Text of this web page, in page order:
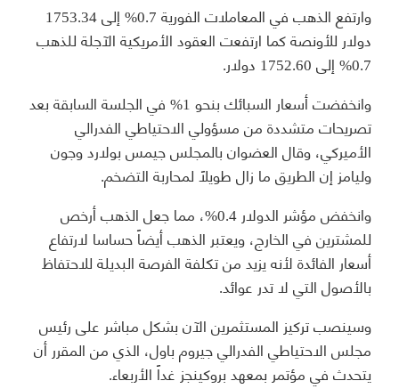
وارتفع الذهب في المعاملات الفورية 0.7% إلى 1753.34
دولار للأونصة كما ارتفعت العقود الأمريكية الآجلة للذهب
0.7% إلى 1752.60 دولار.
وانخفضت أسعار السبائك بنحو 1% في الجلسة السابقة بعد
تصريحات متشددة من مسؤولي الاحتياطي الفدرالي
الأميركي، وقال العضوان بالمجلس جيمس بولارد وجون
وليامز إن الطريق ما زال طويلاً لمحاربة التضخم.
وانخفض مؤشر الدولار 0.4%، مما جعل الذهب أرخص
للمشترين في الخارج، ويعتبر الذهب أيضاً حساسا لارتفاع
أسعار الفائدة لأنه يزيد من تكلفة الفرصة البديلة للاحتفاظ
بالأصول التي لا تدر عوائد.
وسينصب تركيز المستثمرين الآن بشكل مباشر على رئيس
مجلس الاحتياطي الفدرالي جيروم باول، الذي من المقرر أن
يتحدث في مؤتمر بمعهد بروكينجز غداً الأربعاء.